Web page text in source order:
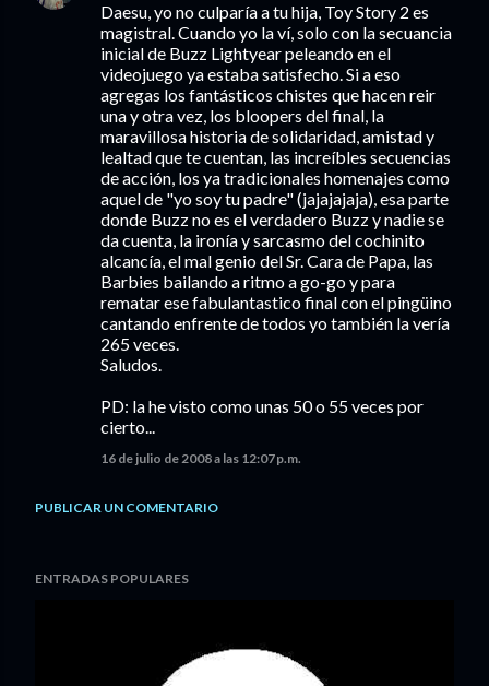
Daesu, yo no culparía a tu hija, Toy Story 2 es
magistral. Cuando yo la ví, solo con la secuancia
inicial de Buzz Lightyear peleando en el
videojuego ya estaba satisfecho. Si a eso
agregas los fantásticos chistes que hacen reir
una y otra vez, los bloopers del final, la
maravillosa historia de solidaridad, amistad y
lealtad que te cuentan, las increíbles secuencias
de acción, los ya tradicionales homenajes como
aquel de "yo soy tu padre" (jajajajaja), esa parte
donde Buzz no es el verdadero Buzz y nadie se
da cuenta, la ironía y sarcasmo del cochinito
alcancía, el mal genio del Sr. Cara de Papa, las
Barbies bailando a ritmo a go-go y para
rematar ese fabulantastico final con el pingüino
cantando enfrente de todos yo también la vería
265 veces.
Saludos.
PD: la he visto como unas 50 o 55 veces por
cierto...
16 de julio de 2008 a las 12:07 p.m.
PUBLICAR UN COMENTARIO
ENTRADAS POPULARES